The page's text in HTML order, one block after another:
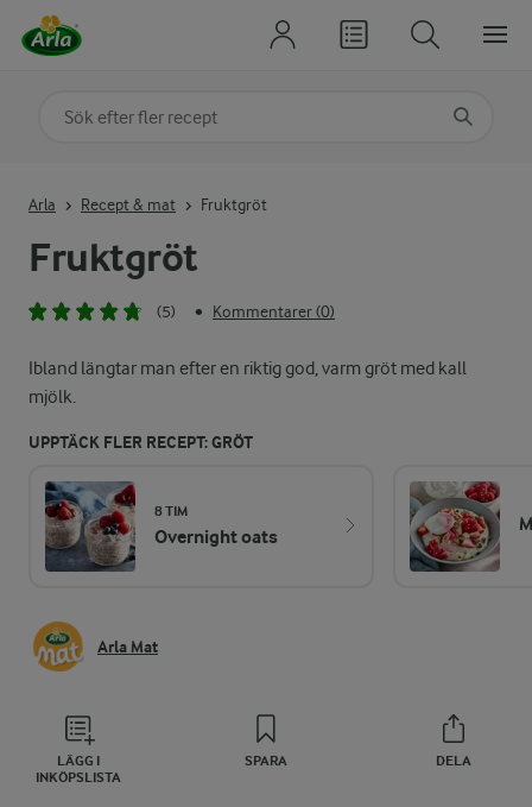
Fruktgröt
(5) • Kommentarer (0)
Ibland längtar man efter en riktig god, varm gröt med kall
mjölk.
UPPTÄCK FLER RECEPT: GRÖT
8 TIM
Overnight oats
Arla Mat
LÄGG I
INKÖPSLISTA
SPARA DELA
Arla Recept & mat Fruktgröt
Sök på kategori eller ingrediens